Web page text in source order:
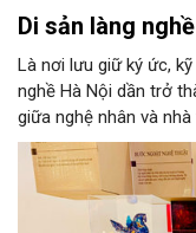
Di sản làng
Là nơi lưu giữ ký ức,
nghề Hà Nội dần trở
giữa nghệ nhân và
năng phát triển mới
sản. Từ những cuộc
khơi thông mạch
thành động lực bền